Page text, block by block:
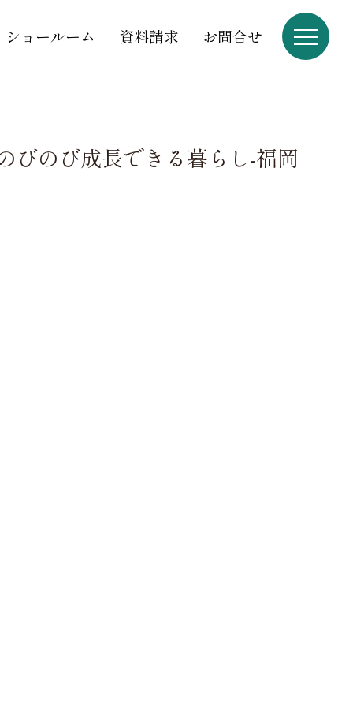
ショールーム 資料請求 お問合せ
びのび成長できる暮らし-福岡